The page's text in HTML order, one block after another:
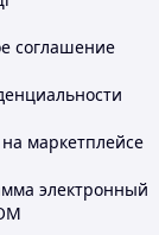
соглашение
маркетплейсе
электронный